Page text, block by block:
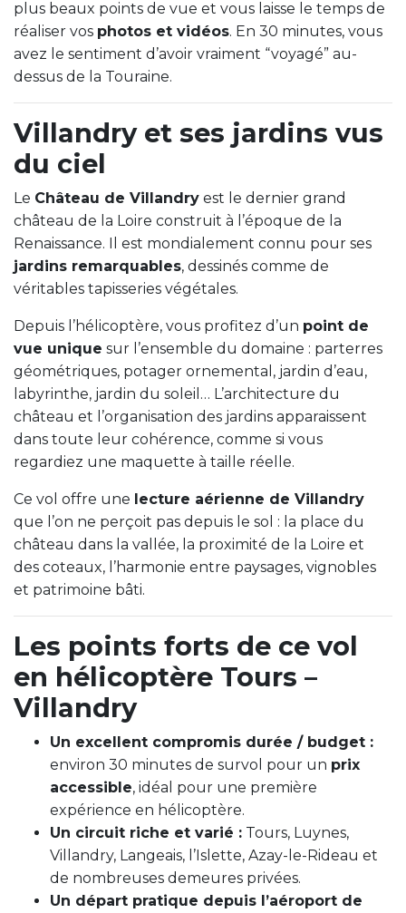
plus beaux points de vue et vous laisse le temps de
réaliser vos photos et vidéos. En 30 minutes, vous
avez le sentiment d’avoir vraiment “voyagé” au-
dessus de la Touraine.
Villandry et ses jardins vus
du ciel
Le Château de Villandry est le dernier grand
château de la Loire construit à l’époque de la
Renaissance. Il est mondialement connu pour ses
jardins remarquables, dessinés comme de
véritables tapisseries végétales.
Depuis l’hélicoptère, vous profitez d’un point de
vue unique sur l’ensemble du domaine : parterres
géométriques, potager ornemental, jardin d’eau,
labyrinthe, jardin du soleil… L’architecture du
château et l’organisation des jardins apparaissent
dans toute leur cohérence, comme si vous
regardiez une maquette à taille réelle.
Ce vol offre une lecture aérienne de Villandry
que l’on ne perçoit pas depuis le sol : la place du
château dans la vallée, la proximité de la Loire et
des coteaux, l’harmonie entre paysages, vignobles
et patrimoine bâti.
Les points forts de ce vol
en hélicoptère Tours –
Villandry
Un excellent compromis durée / budget :
environ 30 minutes de survol pour un prix
accessible, idéal pour une première
expérience en hélicoptère.
Un circuit riche et varié : Tours, Luynes,
Villandry, Langeais, l’Islette, Azay-le-Rideau et
de nombreuses demeures privées.
Un départ pratique depuis l’aéroport de